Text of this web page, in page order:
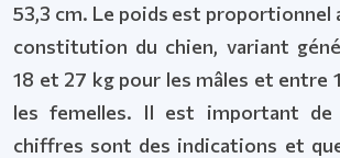
53,3 cm. Le poids est proportionnel
constitution du chien, variant
18 et 27 kg pour les mâles et entre
les femelles. Il est important de
chiffres sont des indications et